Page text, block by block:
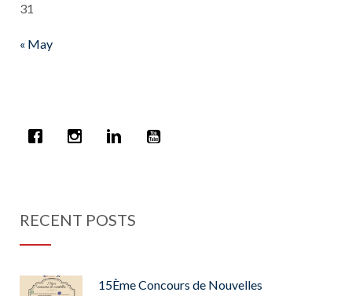
31
« May
RECENT POSTS
15Ème Concours de Nouvelles